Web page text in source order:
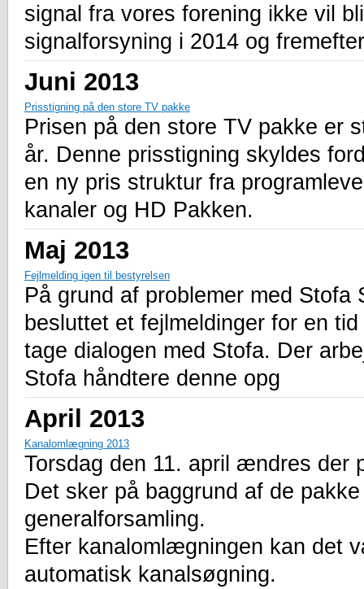
signal fra vores forening ikke vil
signalforsyning i 2014 og
Juni 2013
Prisstigning på den store TV pakke
Prisen på den store TV pakke er
år. Denne prisstigning skyldes
en ny pris struktur fra
kanaler og HD Pakken.
Maj 2013
Fejlmelding igen til bestyrelsen
På grund af problemer med
besluttet et fejlmeldinger for en
tage dialogen med Stofa. Der
Stofa håndtere denne opg
April 2013
Kanalomlægning 2013
Torsdag den 11. april ændres der
Det sker på baggrund af de
generalforsamling.
Efter kanalomlægningen kan det
automatisk kanalsøgning.